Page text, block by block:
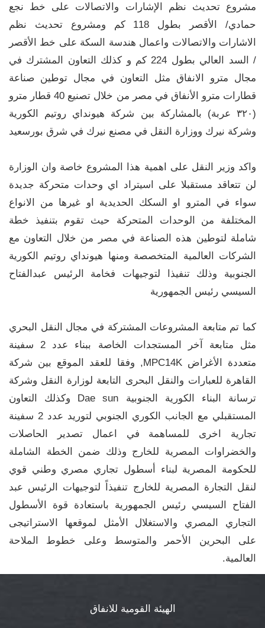
مشروع تحديث نظم الإشارات والاتصالات على خط نجع
حمادي/ الأقصر بطول 118 كم ومشروع تحديث نظم
الاشارات والاتصالات واعمال هندسة السكة على خط الأقصر
/ السد العالي بطول 224 كم و كذلك التعاون المشترك في
مجال مترو الانفاق مثل التعاون في مجال توطين صناعة
قطارات مترو الأنفاق في مصر من خلال تصنيع 40 قطار مترو
(۳۲۰ عربة) بالمشاركة بين شركة هيونداي روتيم الكورية
وشركة نيرك ووزارة النقل في مصنع نيرك في شرق بورسعيد
واكد وزير النقل على اهمية هذا المشروع خاصة وان الوزارة
لن تتعاقد مستقبلا على اسيتراد اي وحدات متحركة جديدة
سواء في المترو او السكك الحديدية او غيرها من الانواع
المختلفة من الوحدات المتحركة حيث تقوم بتنفيذ خطة
شاملة لتوطين هذه الصناعة في مصر من خلال التعاون مع
الشركات العالمية المتخصصة ومنها هيونداي روتيم الكورية
الجنوبية وذلك تنفيذا لتوجيهات فخامة الرئيس عبدالفتاح
السيسي رئيس الجمهورية
كما تم متابعة المشروعات المشتركة في مجال النقل البحري
مثل متابعة آخر المستجدات الخاصة ببناء عدد 2 سفينة
متعددة الأغراض MPC14K, وفقا للعقد الموقع بين شركة
القاهرة للعبارات والنقل البحرى التابعة لوزارة النقل وشركة
ترسانة البناء الكورية الجنوبية Dae sun وكذلك التعاون
المستقبلي مع الجانب الكوري الجنوبي لتوريد عدد 2 سفينة
تجارية اخرى للمساهمة في اعمال تصدير الحاصلات
والخضراوات المصرية للخارج وذلك ضمن الخطة الشاملة
للحكومة المصرية لبناء أسطول تجاري مصري وطني قوي
لنقل التجارة المصرية للخارج تنفيذاً لتوجيهات الرئيس عبد
الفتاح السيسي رئيس الجمهورية باستعادة قوة الأسطول
التجاري المصري والاستغلال الأمثل لموقعها الاستراتيجى
على البحرين الأحمر والمتوسط وعلى خطوط الملاحة
العالمية.
الهيئة القومية للانفاق